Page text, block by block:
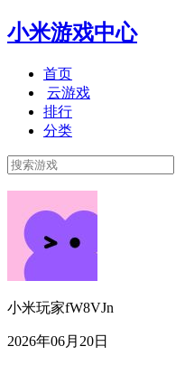
小米游戏中心
首页
云游戏
排行
分类
小米玩家fW8VJn
2026年06月20日